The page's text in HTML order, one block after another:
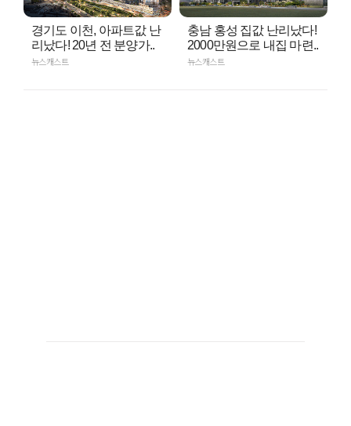
경기도 이천, 아파트값 난
리났다! 20년 전 분양가..
뉴스캐스트
충남 홍성 집값 난리났다!
2000만원으로 내집 마련..
뉴스캐스트